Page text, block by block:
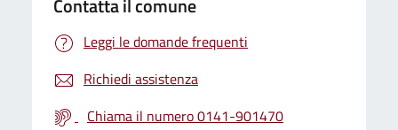
Contatta il comune
Leggi le domande frequenti
Richiedi assistenza
Chiama il numero 0141-901470